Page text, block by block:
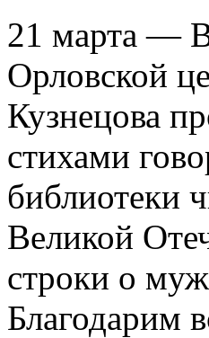
21 марта —
Орловской
Кузнецова
стихами
библиотеки
Великой
строки о
Благодарим